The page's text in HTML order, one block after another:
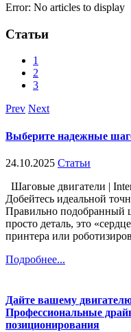
Error: No articles to display
Статьи
1
2
3
Prev Next
Выберите надежные
24.10.2025 Статьи
Шаговые двигатели |
Добейтесь идеальной
Правильно подобранный
просто деталь, это
принтера или
Подробнее...
Дайте вашему
Профессиональные
позиционирования